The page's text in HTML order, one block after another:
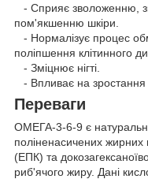
- Сприяє зволоженню,
пом'якшенню шкіри.
- Нормалізує процес
поліпшення клітинного
- Зміцнює нігті.
- Впливає на зростання
Переваги
ОМЕГА-3-6-9 є
поліненасичених жирних
(ЕПК) та
риб'ячого жиру. Дані